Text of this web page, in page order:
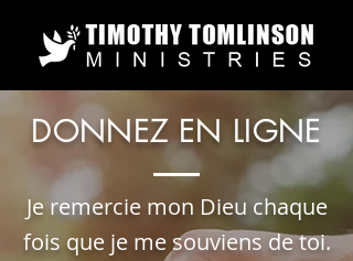
DONNEZ EN LIGNE
Je remercie mon Dieu chaque
fois que je me souviens de toi.